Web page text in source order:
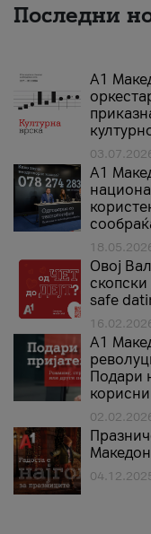
Последни
А1
A1
Овој
скопски
safe
А1
Подари